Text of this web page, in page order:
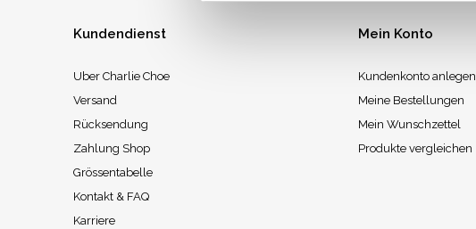
Kundendienst
Uber Charlie Choe
Versand
Rücksendung
Zahlung Shop
Grössentabelle
Kontakt & FAQ
Karriere
Mein Konto
Kundenkonto anlegen
Meine Bestellungen
Mein Wunschzettel
Produkte vergleichen